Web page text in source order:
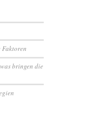
bringen die